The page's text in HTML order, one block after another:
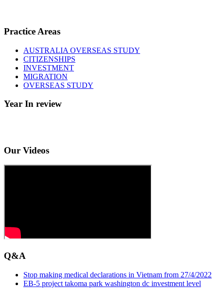
Practice Areas
AUSTRALIA OVERSEAS STUDY
CITIZENSHIPS
INVESTMENT
MIGRATION
OVERSEAS STUDY
Year In review
Our Videos
Q&A
Stop making medical declarations in Vietnam from 27/4/2022
EB-5 project takoma park washington dc investment level